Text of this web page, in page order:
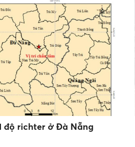
độ richter ở Đà Nẵng